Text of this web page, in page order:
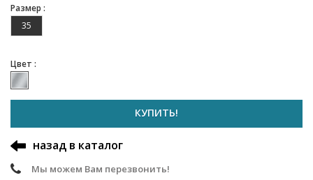
Размер :
35
Цвет :
КУПИТЬ!
назад в каталог
Мы можем Вам перезвонить!